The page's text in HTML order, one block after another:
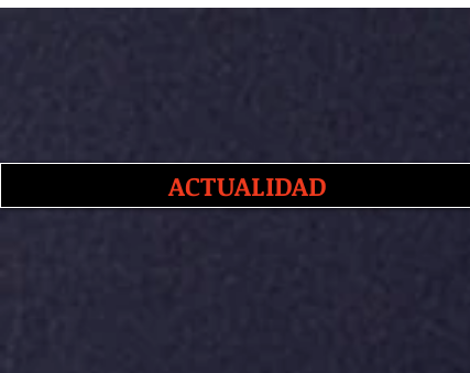
ACTUALIDAD